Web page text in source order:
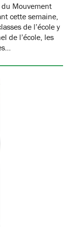
du Mouvement
cette semaine,
de l’école y
de l’école, les